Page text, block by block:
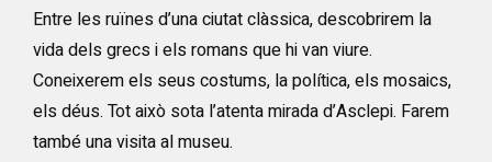
Entre les ruïnes d’una ciutat clàssica, descobrirem la
vida dels grecs i els romans que hi van viure.
Coneixerem els seus costums, la política, els mosaics,
els déus. Tot això sota l’atenta mirada d’Asclepi. Farem
també una visita al museu.